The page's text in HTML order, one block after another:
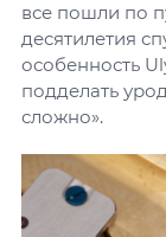
все пошли по
десятилетия
особенность
подделать
сложно».